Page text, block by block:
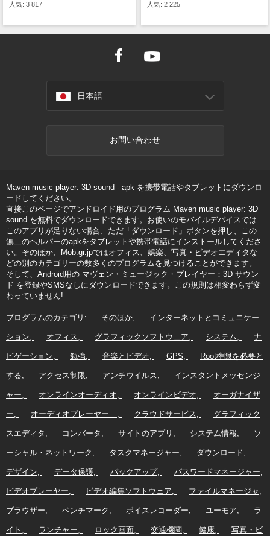
人気: 3 817 人気: 2 225
日本語
お問い合わせ
Maven music player: 3D sound - apk を携帯電話やタブレットにダウンロ
ードしてください。
直接このページでアンドロイド用のプログラム Maven music player: 3D
sound を無料でダウンロードできます。お使いのモバイルデバイスでは
このアプリが足りない場合、ただ「ダウンロード」ボタンを押し、この
無二のヘルパーのapkをタブレットや携帯電話にインストールしてくださ
い。そのほか、Mob.gr.jpではオフィス、娯楽、写真・ビデオエディタな
どの別のカテゴリーの数多くのプログラムを見つけることができます。
そして、Android用の マヴェン・ミュージック・プレイヤー：3D サウン
ド を登録やSMSなしにダウンロードできます。この規則は相変わらず変
わっていません!
プログラムのカテゴリ: そのほか インターネットとコミュニケー
ション オフィス グラフィックソフトウェア システム ナ
ビゲーション 勉強 音楽とビデオ GPS Root権限を必要と
する アクセス制限 アンチウイルス インスタントメッセンジ
ャー オンラインオーディオ オンラインビデオ オーガナイザ
ー オーディオプレーヤー クラウドサービス グラフィック
スエディタ コンバータ サイトのアプリ システム情報 ソ
ーシャル・ネットワーク タスクマネージャー ダウンロード
デザイン データ保護 バックアップ パスワードマネージャー
ビデオプレーヤー ビデオ編集ソフトウェア ファイルマネージャ
ブラウザー ベンチマーク ボイスレコーダー ユーモア ラ
イト ランチャー ロック画面 交通機関 健康 写真・ビ